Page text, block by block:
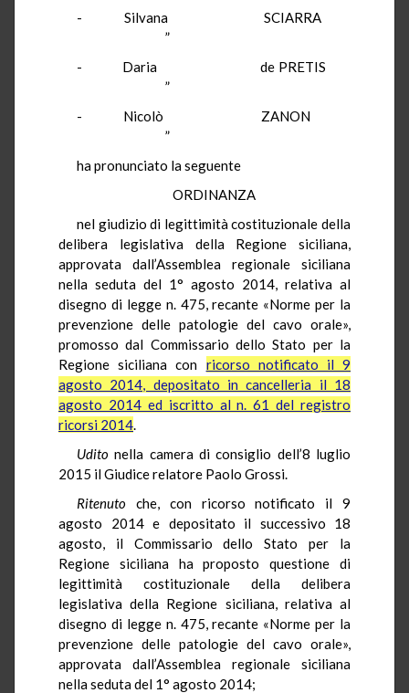
- Silvana SCIARRA
”
- Daria de PRETIS
”
- Nicolò ZANON
”
ha pronunciato la seguente
ORDINANZA
nel giudizio di legittimità costituzionale della
delibera legislativa della Regione siciliana,
approvata dall’Assemblea regionale siciliana
nella seduta del 1° agosto 2014, relativa al
disegno di legge n. 475, recante «Norme per la
prevenzione delle patologie del cavo orale»,
promosso dal Commissario dello Stato per la
Regione siciliana con ricorso notificato il 9
agosto 2014, depositato in cancelleria il 18
agosto 2014 ed iscritto al n. 61 del registro
ricorsi 2014.
Uditonella camera di consiglio dell’8 luglio
2015 il Giudice relatore Paolo Grossi.
Ritenuto che, con ricorso notificato il 9
agosto 2014 e depositato il successivo 18
agosto, il Commissario dello Stato per la
Regione siciliana ha proposto questione di
legittimità costituzionale della delibera
legislativa della Regione siciliana, relativa al
disegno di legge n. 475, recante «Norme per la
prevenzione delle patologie del cavo orale»,
approvata dall’Assemblea regionale siciliana
nella seduta del 1° agosto 2014;